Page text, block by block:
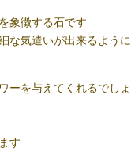
を象徴する石です
な気遣いが出来るように
ーを与えてくれるでしょ
す